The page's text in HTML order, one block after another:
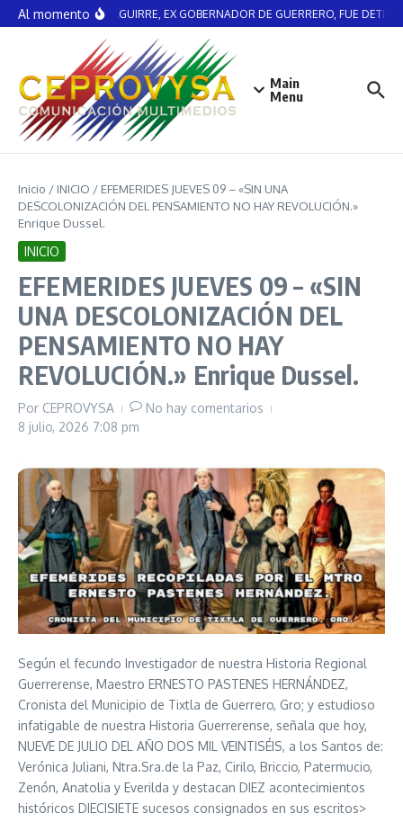
Saltar al contenido
Al momentoÁNGEL AGUIRRE, EX GOBERNADOR DE GUERRERO, FUE
Main
Menu
Inicio / INICIO / EFEMERIDES JUEVES 09 – «SIN UNA
DESCOLONIZACIÓN DEL PENSAMIENTO NO HAY REVOLUCIÓN.»
Enrique Dussel.
INICIO
EFEMERIDES JUEVES 09 – «SIN
UNA DESCOLONIZACIÓN DEL
PENSAMIENTO NO HAY
REVOLUCIÓN.» Enrique Dussel.
Por CEPROVYSA
No hay comentarios
8 julio, 2026 7:08 pm
Según el fecundo Investigador de nuestra Historia Regional
Guerrerense, Maestro ERNESTO PASTENES HERNÁNDEZ,
Cronista del Municipio de Tixtla de Guerrero, Gro; y estudioso
infatigable de nuestra Historia Guerrerense, señala que hoy,
NUEVE DE JULIO DEL AÑO DOS MIL VEINTISÉIS, a los Santos de:
Verónica Juliani, Ntra.Sra.de la Paz, Cirilo, Briccio, Patermucio,
Zenón, Anatolia y Everilda y destacan DIEZ acontecimientos
históricos DIECISIETE sucesos consignados en sus escritos>